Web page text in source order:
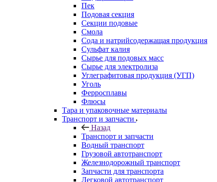
Пек
Подовая секция
Секции подовые
Смола
Сода и натрийсодержащая продукция
Сульфат калия
Сырье для подовых масс
Сырье для электролиза
Углеграфитовая продукция (УГП)
Уголь
Ферросплавы
Флюсы
Тара и упаковочные материалы
Транспорт и запчасти
Назад
Транспорт и запчасти
Водный транспорт
Грузовой автотранспорт
Железнодорожный транспорт
Запчасти для транспорта
Легковой автотранспорт